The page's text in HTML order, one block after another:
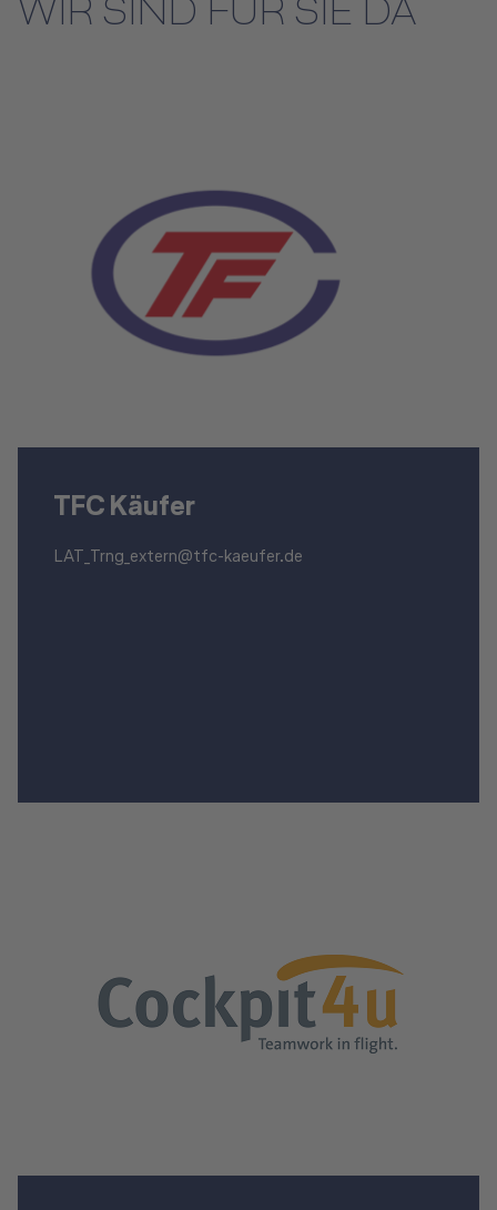
WIR SIND FÜR SIE DA
TFC Käufer
LAT_Trng_extern@tfc-kaeufer.de